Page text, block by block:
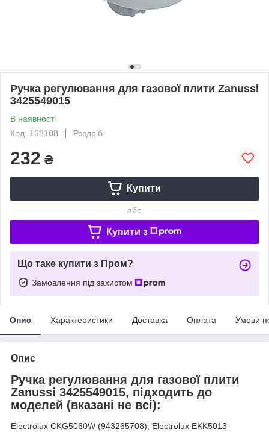
Ручка регулювання для газової плити Zanussi
3425549015
В наявності
Код: 168108
Роздріб
232 ₴
Купити
або
Купити з
Що таке купити з Пром?
Замовлення під захистом
Опис Характеристики Доставка Оплата Умови
Опис
Ручка регулювання для газової плити
Zanussi 3425549015, підходить до
моделей (вказані не всі):
Electrolux CKG5060W (943265708), Electrolux EKK5013